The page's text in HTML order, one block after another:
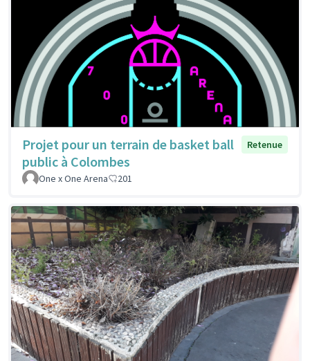
Projet pour un terrain de basket ball
public à Colombes
Retenue
One x One Arena 201